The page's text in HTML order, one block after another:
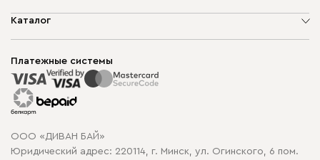
О компании
Способы оплаты
Рассрочка и кредит
Гарантия
Карта сайта
Политика конфиденциальности
Политика в отношении обработки cookie
Каталог
Корпусная мебель
Распродажа мебели
Платежные системы
ООО «ДИВАН БАЙ»
Юридический адрес: 220114, г. Минск, ул. Огинского, 6 пом.